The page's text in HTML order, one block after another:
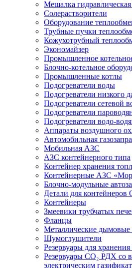
Мешалка
Солерастворители
Оборудование
Трубные пучки
Кожухотрубный
Экономайзер
Промышленное
Блочно-котельное
Промышленные котлы
Подогреватели воды
Подогреватели низкого
Подогреватели сетевой
Подогреватели
Подогреватели водо-
Аппараты воздушного
Автомобильная
Мобильная АЗС
АЗС контейнерного типа
Контейнер хранения
Контейнерные АЗС
Блочно-модульные
Детали для
Контейнеры
Змеевики трубчатых
Фланцы
Металлические дымовые
Шумоглушители
Резервуары для
Резервуары СО₂ РДХ со
электрическим